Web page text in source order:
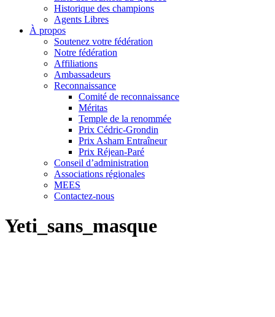
Historique des champions
Agents Libres
À propos
Soutenez votre fédération
Notre fédération
Affiliations
Ambassadeurs
Reconnaissance
Comité de reconnaissance
Méritas
Temple de la renommée
Prix Cédric-Grondin
Prix Asham Entraîneur
Prix Réjean-Paré
Conseil d’administration
Associations régionales
MEES
Contactez-nous
Yeti_sans_masque